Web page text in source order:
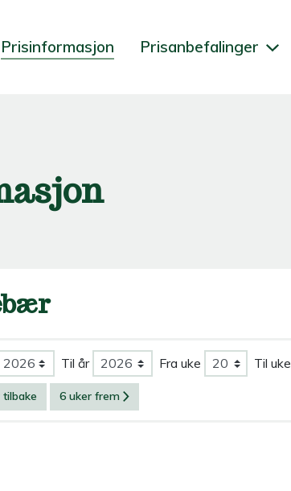
Prisinformasjon Prisanbefalinger
Til år Fra uke Til uke
tilbake 6 uker frem